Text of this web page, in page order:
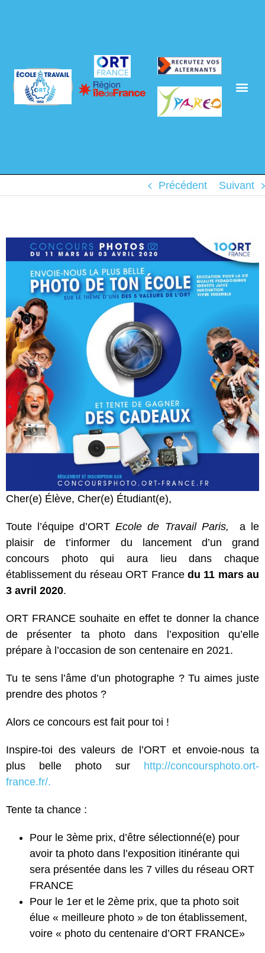
Précédent Suivant
Cher(e) Élève, Cher(e) Étudiant(e),
Toute l’équipe d’ORTEcole de Travail Paris,
a le
plaisir de t’informer du lancement d’un grand
concours photo qui aura lieu dans chaque
établissement du réseau ORT France du 11 mars au
3 avril 2020.
ORT FRANCE souhaite en effet te donner la chance
de présenter ta photo dans l’exposition qu’elle
prépare à l’occasion de son centenaire en 2021.
Tu te sens l’âme d’un photographe ? Tu aimes juste
prendre des photos ?
Alors ce concours est fait pour toi !
Inspire-toi des valeurs de l’ORT et envoie-nous ta
plus belle photo sur http://concoursphoto.ort-
france.fr/.
Tente ta chance :
Pour le 3ème prix, d’être sélectionné(e) pour
avoir ta photo dans l’exposition itinérante qui
sera présentée dans les 7 villes du réseau ORT
FRANCE
Pour le 1er et le 2ème prix, que ta photo soit
élue « meilleure photo » de ton établissement,
voire « photo du centenaire d’ORT FRANCE»